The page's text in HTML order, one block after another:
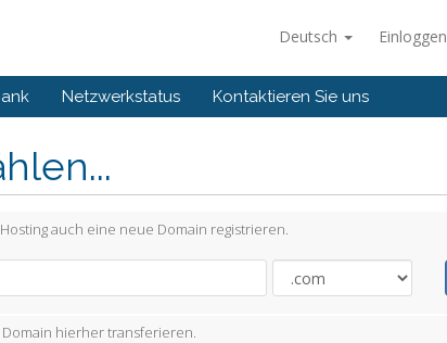
Deutsch Einloggen
Netzwerkstatus Kontaktieren Sie uns
auch eine neue Domain registrieren.
hierher transferieren.